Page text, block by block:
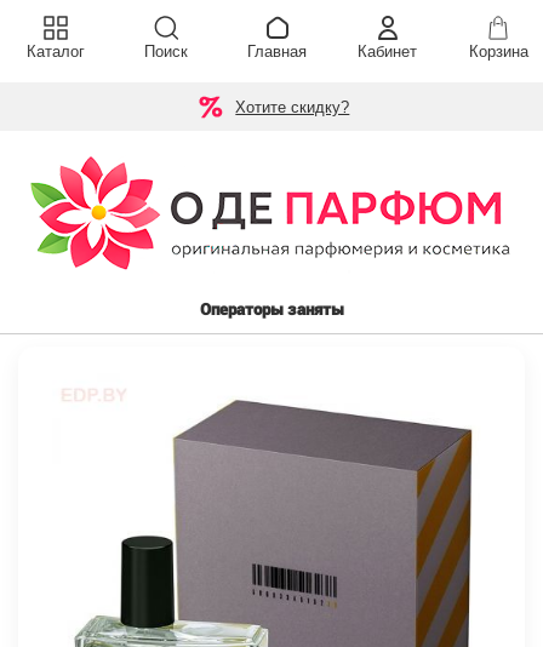
Хотите скидку?
Операторы заняты
Каталог Поиск Главная Кабинет Корзина